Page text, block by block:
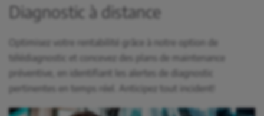
Diagnostic à distance
Optimisez votre rentabilité grâce à notre option de
télédiagnostic et concevez des plans de maintenance
préventive, en identifiant les alertes de diagnostic
pertinentes en temps réel. Anticipez tout incident!